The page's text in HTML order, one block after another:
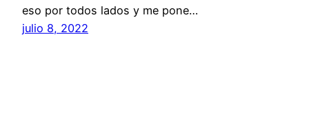
eso por todos lados y me pone…
julio 8, 2022